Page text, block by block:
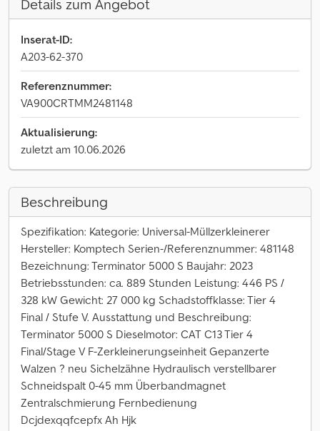
Details zum Angebot
Inserat-ID:
A203-62-370
Referenznummer:
VA900CRTMM2481148
Aktualisierung:
zuletzt am 10.06.2026
Beschreibung
Spezifikation: Kategorie: Universal-Müllzerkleinerer
Hersteller: Komptech Serien-/Referenznummer: 481148
Bezeichnung: Terminator 5000 S Baujahr: 2023
Betriebsstunden: ca. 889 Stunden Leistung: 446 PS /
328 kW Gewicht: 27 000 kg Schadstoffklasse: Tier 4
Final / Stufe V. Ausstattung und Beschreibung:
Terminator 5000 S Dieselmotor: CAT C13 Tier 4
Final/Stage V F-Zerkleinerungseinheit Gepanzerte
Walzen ? neu Sichelzähne Hydraulisch verstellbarer
Schneidspalt 0-45 mm Überbandmagnet
Zentralschmierung Fernbedienung
Dcjdexqqfcepfx Ah Hjk